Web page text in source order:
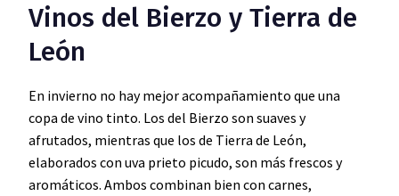
Vinos del Bierzo y Tierra de
León
En invierno no hay mejor acompañamiento que una
copa de vino tinto. Los del Bierzo son suaves y
afrutados, mientras que los de Tierra de León,
elaborados con uva prieto picudo, son más frescos y
aromáticos. Ambos combinan bien con carnes,